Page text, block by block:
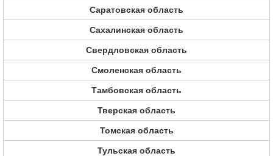
Саратовская область
Сахалинская область
Свердловская область
Смоленская область
Тамбовская область
Тверская область
Томская область
Тульская область